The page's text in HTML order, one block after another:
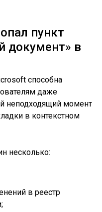
пункт
документ» в
способна
даже
неподходящий момент
в контекстном
несколько:
в реестр